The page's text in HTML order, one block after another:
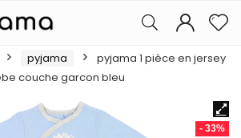
pyjama
pyjama 1 pièce en jersey
couche garcon bleu
- 33%